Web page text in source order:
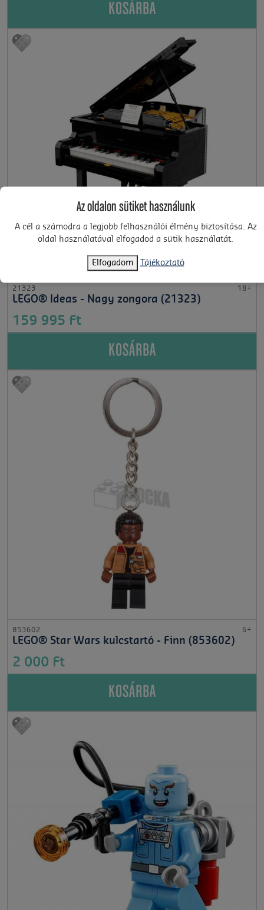
KOSÁRBA
21323 18+
LEGO® Ideas - Nagy zongora (21323)
159 995 Ft
KOSÁRBA
853602 6+
LEGO® Star Wars kulcstartó - Finn (853602)
2 000 Ft
KOSÁRBA
Az oldalon sütiket használunk
A cél a számodra a legjobb felhasználói élmény biztosítása. Az
oldal használatával elfogadod a sütik használatát.
Elfogadom Tájékoztató